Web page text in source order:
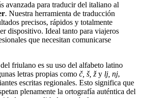
avanzada para traducir del italiano al
. Nuestra herramienta de traducción
precisos, rápidos y totalmente
dispositivo. Ideal tanto para viajeros
que necesitan comunicarse
friulano es su uso del alfabeto latino
letras propias como č, š, žy lj, nj,
escritas regionales. Esto significa que
plenamente la ortografía auténtica del